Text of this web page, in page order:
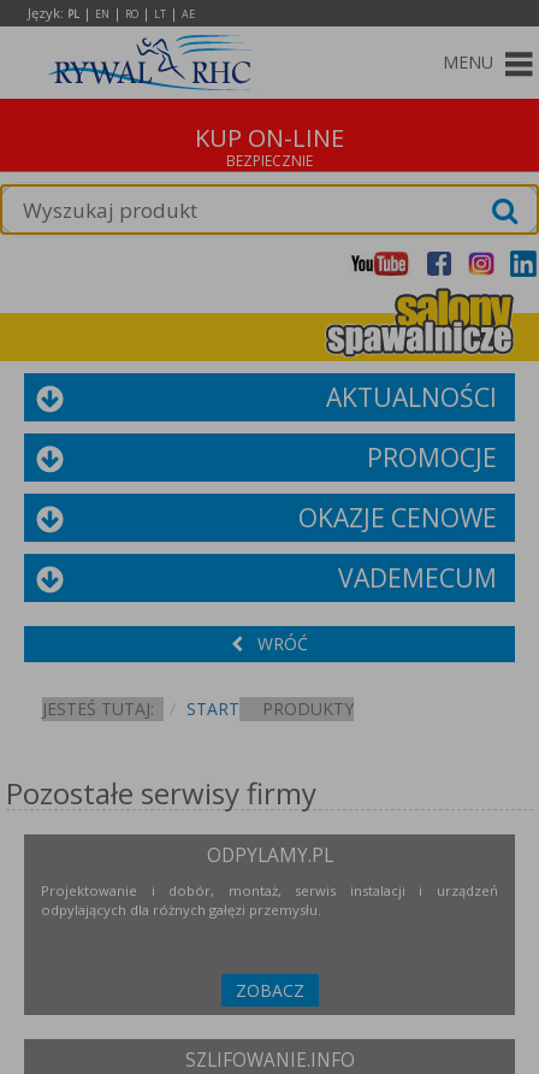
Język: PL | EN | RO | LT | AE
MENU
KUP ON-LINE
AKTUALNOŚCI
PROMOCJE
OKAZJE CENOWE
VADEMECUM
WRÓĆ
JESTEŚ TUTAJ: START PRODUKTY
Pozostałe serwisy firmy
ODPYLAMY.PL
Projektowanie i dobór, montaż, serwis instalacji i urządzeń
odpylających dla różnych gałęzi przemysłu.
ZOBACZ
SZLIFOWANIE.INFO